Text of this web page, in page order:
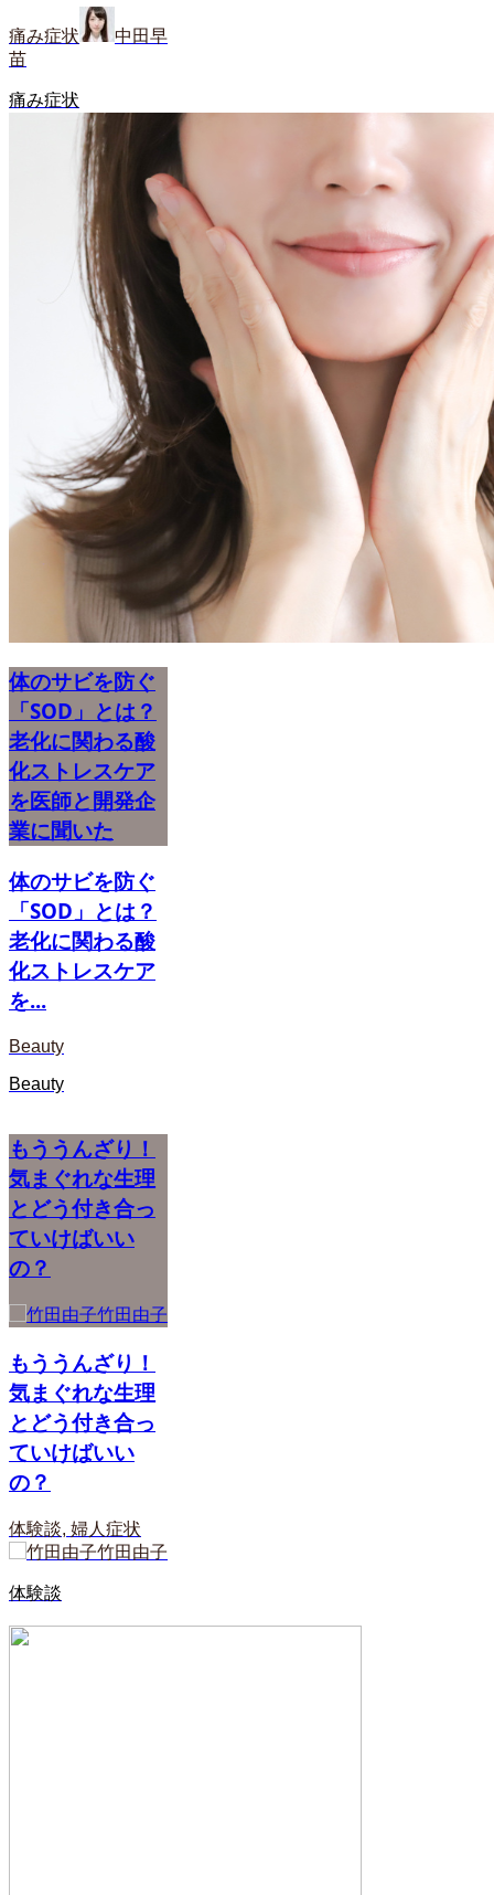
痛み症状
中田早
苗
痛み症状
体のサビを防ぐ
「SOD」とは？
老化に関わる酸
化ストレスケア
を医師と開発企
業に聞いた
体のサビを防ぐ
「SOD」とは？
老化に関わる酸
化ストレスケア
を...
Beauty
Beauty
もううんざり！
気まぐれな生理
とどう付き合っ
ていけばいい
の？
竹田由子
もううんざり！
気まぐれな生理
とどう付き合っ
ていけばいい
の？
体験談, 婦人症状
竹田由子
体験談